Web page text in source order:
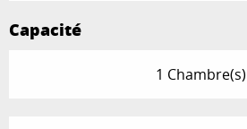
Capacité
1 Chambre(s)